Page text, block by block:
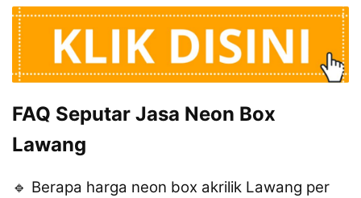
FAQ Seputar Jasa Neon Box
Lawang
🔹 Berapa harga neon box akrilik Lawang per